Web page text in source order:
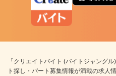
「クリエイトバイト (バイトジャング
ト探し・パート募集情報が満載の求人